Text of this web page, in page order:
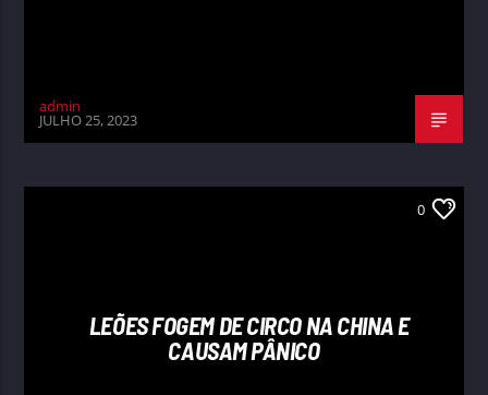
admin
JULHO 25, 2023
0
LEÕES FOGEM DE CIRCO NA CHINA E
CAUSAM PÂNICO